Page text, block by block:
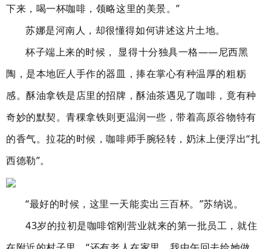
下来，喝一杯咖啡，领略这里的美景。”
苏娜是河南人，却很懂得如何讲述这片土地。
杯子端上来的时候， 显得十分独具一格——尼西黑
陶，是本地匠人手作的器皿，捧在掌心有种温厚的粗粝
感。酥油拿铁是店里的招牌，酥油茶遇见了咖啡，竟有种
奇妙的默契。青稞拿铁则更温润一些，带着高原谷物特有
的香气。拉花的时候，咖啡师手腕轻转，奶沫上便浮出“扎
西德勒”。
“最好的时候，这里一天能卖出三百杯。”苏纳说。
43岁的拉初是咖啡馆刚营业就来的第一批员工，就住